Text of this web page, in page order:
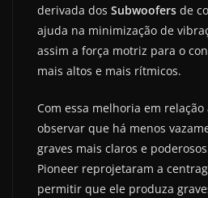
derivada dos Subwoofers de
ajuda na minimização de
assim a força motriz para o
mais altos e mais rítmicos.
Com essa melhoria em relação
observar que há menos
graves mais claros e
Pioneer reprojetaram a
permitir que ele produza